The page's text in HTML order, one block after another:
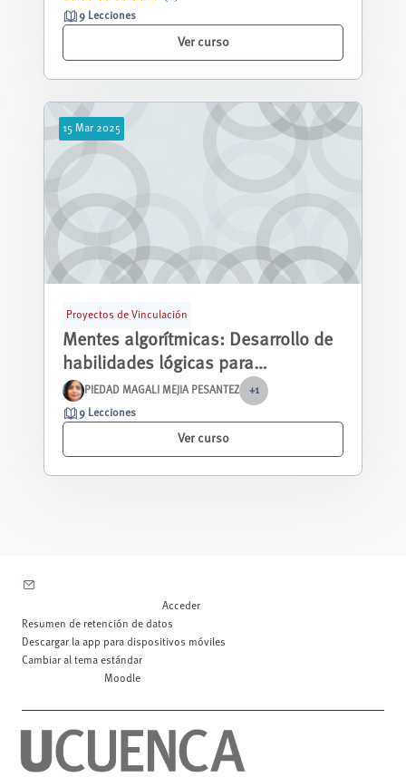
9 Lecciones
Ver curso
15 Mar 2025
Proyectos de Vinculación
Mentes algorítmicas: Desarrollo de
habilidades lógicas para
estudiantes de bachillerato
PIEDAD MAGALI MEJIA PESANTEZ +1
9 Lecciones
Ver curso
Acceder
Resumen de retención de datos
Descargar la app para dispositivos móviles
Cambiar al tema estándar
Moodle